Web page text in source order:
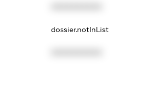
dossier.notInList